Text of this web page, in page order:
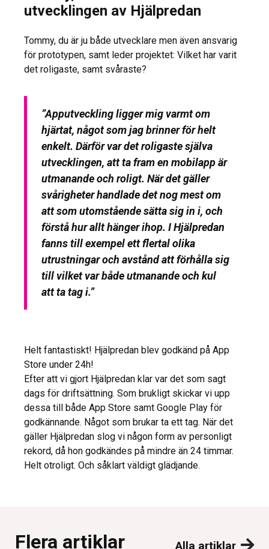
utvecklingen av Hjälpredan
Tommy, du är ju både utvecklare men även ansvarig
för prototypen, samt leder projektet: Vilket har varit
det roligaste, samt svåraste?
”Apputveckling ligger mig varmt om
hjärtat, något som jag brinner för helt
enkelt. Därför var det roligaste själva
utvecklingen, att ta fram en mobilapp är
utmanande och roligt. När det gäller
svårigheter handlade det nog mest om
att som utomstående sätta sig in i, och
förstå hur allt hänger ihop. I Hjälpredan
fanns till exempel ett flertal olika
utrustningar och avstånd att förhålla sig
till vilket var både utmanande och kul
att ta tag i.”
Helt fantastiskt! Hjälpredan blev godkänd på App
Store under 24h!
Efter att vi gjort Hjälpredan klar var det som sagt
dags för driftsättning. Som brukligt skickar vi upp
dessa till både App Store samt Google Play för
godkännande. Något som brukar ta ett tag. När det
gäller Hjälpredan slog vi någon form av personligt
rekord, då hon godkändes på mindre än 24 timmar.
Helt otroligt. Och såklart väldigt glädjande.
Flera artiklar Alla artiklar